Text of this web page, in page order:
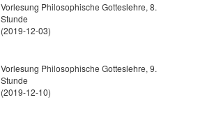
Vorlesung Philosophische Gotteslehre, 8.
Stunde
(2019-12-03)
Vorlesung Philosophische Gotteslehre, 9.
Stunde
(2019-12-10)